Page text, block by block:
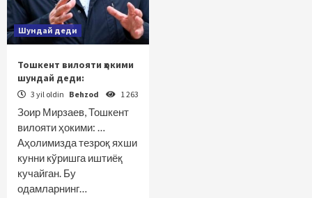
Шундай деди
Тошкент вилояти ҳокими
шундай деди:
3 yil oldin Behzod 1 263
Зоир Мирзаев, Тошкент
вилояти ҳокими: …
Аҳолимизда тезроқ яхши
кунни кўришга иштиёқ
кучайган. Бу
одамларнинг…